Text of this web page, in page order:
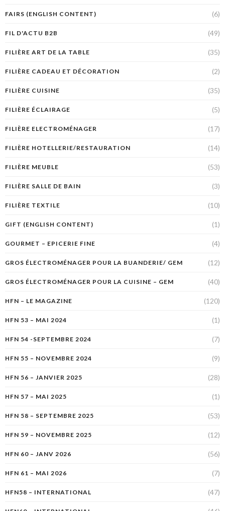
FAIRS (ENGLISH CONTENT) (6)
FIL D'ACTU B2B (49)
FILIÈRE ART DE LA TABLE (35)
FILIÈRE CADEAU ET DÉCORATION (2)
FILIÈRE CUISINE (35)
FILIÈRE ÉCLAIRAGE (5)
FILIÈRE ELECTROMÉNAGER (17)
FILIÈRE HOTELLERIE/RESTAURATION (14)
FILIÈRE MEUBLE (53)
FILIÈRE SALLE DE BAIN (3)
FILIÈRE TEXTILE (10)
GIFT (ENGLISH CONTENT) (1)
GOURMET – EPICERIE FINE (4)
GROS ÉLECTROMÉNAGER POUR LA BUANDERIE/ GEM (12)
GROS ÉLECTROMÉNAGER POUR LA CUISINE – GEM (40)
HFN – LE MAGAZINE (120)
HFN 53 – MAI 2024 (1)
HFN 54 -SEPTEMBRE 2024 (7)
HFN 55 – NOVEMBRE 2024 (9)
HFN 56 – JANVIER 2025 (28)
HFN 57 – MAI 2025 (1)
HFN 58 – SEPTEMBRE 2025 (53)
HFN 59 – NOVEMBRE 2025 (12)
HFN 60 – JANV 2026 (56)
HFN 61 – MAI 2026 (7)
HFN58 – INTERNATIONAL (47)